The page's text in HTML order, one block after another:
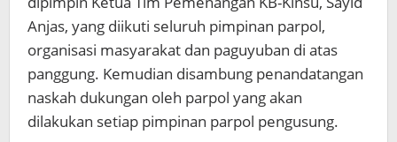
Anjas, yang diikuti seluruh pimpinan parpol,
organisasi masyarakat dan paguyuban di atas
panggung. Kemudian disambung penandatangan
naskah dukungan oleh parpol yang akan
dilakukan setiap pimpinan parpol pengusung.